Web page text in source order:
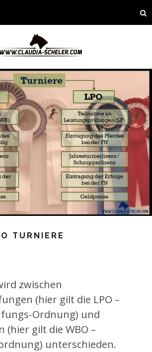
TURNIERE
zwischen
(hier gilt die LPO –
Ordnung) und
(hier gilt die WBO –
unterschieden.